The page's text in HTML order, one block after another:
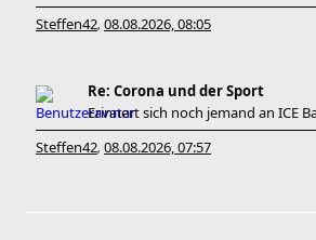
Steffen42, 08.08.2026, 08:05
Re: Corona und der Sport
Erinnert sich noch jemand an ICE
Steffen42, 08.08.2026, 07:57